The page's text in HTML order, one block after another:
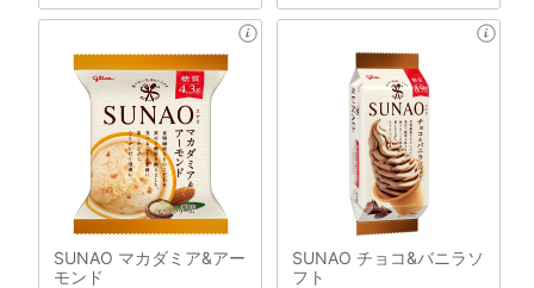
SUNAO マカダミア&アー
モンド
SUNAO チョコ&バニラソ
フト